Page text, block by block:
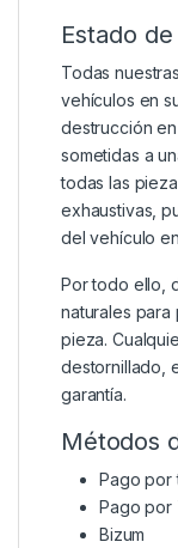
Estado
Todas
vehículos en
destrucción
sometidas a
todas las
exhaustivas,
del vehículo
Por todo ello,
naturales para
pieza.
destornillado,
garantía.
Métodos
Pago por
Pago por
Bizum